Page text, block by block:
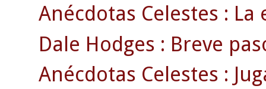
Anécdotas Celestes :
Dale Hodges : Breve
Anécdotas Celestes :